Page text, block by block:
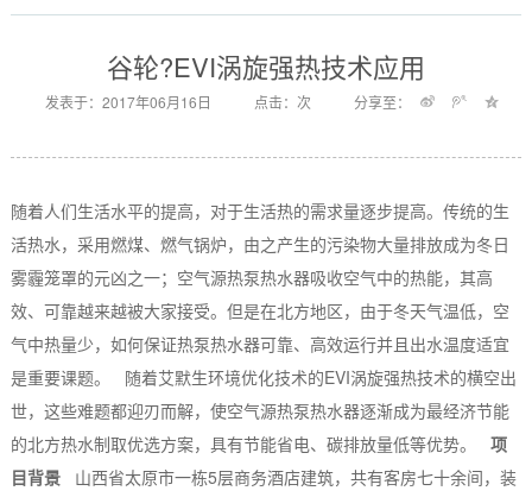
谷轮?EVI涡旋强热技术应用
发表于：2017年06月16日 点击：次 分享至：
随着人们生活水平的提高，对于生活热的需求量逐步提高。传统的生
活热水，采用燃煤、燃气锅炉，由之产生的污染物大量排放成为冬日
雾霾笼罩的元凶之一；空气源热泵热水器吸收空气中的热能，其高
效、可靠越来越被大家接受。但是在北方地区，由于冬天气温低，空
气中热量少，如何保证热泵热水器可靠、高效运行并且出水温度适宜
是重要课题。 随着艾默生环境优化技术的EVI涡旋强热技术的横空出
世，这些难题都迎刃而解，使空气源热泵热水器逐渐成为最经济节能
的北方热水制取优选方案，具有节能省电、碳排放量低等优势。 项
目背景山西省太原市一栋5层商务酒店建筑，共有客房七十余间，装